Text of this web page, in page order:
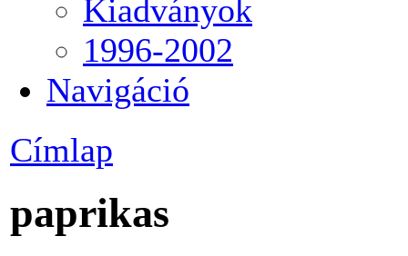
Kiadványok
1996-2002
Navigáció
Címlap
paprikas